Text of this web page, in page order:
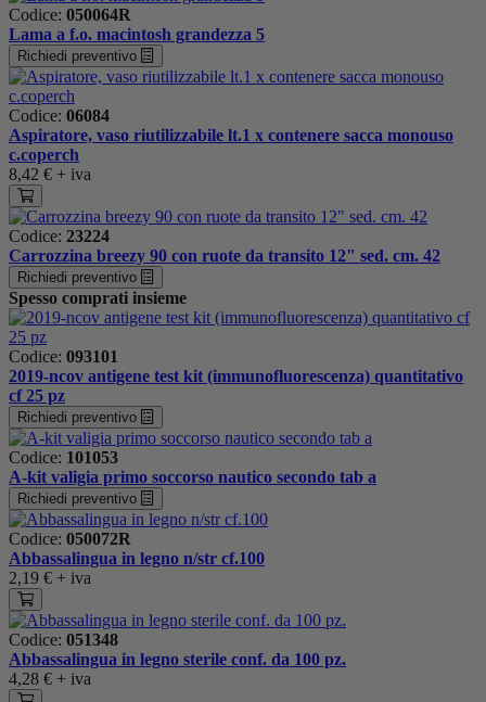
Codice: 050064R
Lama a f.o. macintosh grandezza 5
Richiedi preventivo
Codice: 06084
Aspiratore, vaso riutilizzabile lt.1 x contenere sacca monouso
c.coperch
8,42 € + iva
Codice: 23224
Carrozzina breezy 90 con ruote da transito 12" sed. cm. 42
Richiedi preventivo
Spesso comprati insieme
Codice: 093101
2019-ncov antigene test kit (immunofluorescenza) quantitativo
cf 25 pz
Richiedi preventivo
Codice: 101053
A-kit valigia primo soccorso nautico secondo tab a
Richiedi preventivo
Codice: 050072R
Abbassalingua in legno n/str cf.100
2,19 € + iva
Codice: 051348
Abbassalingua in legno sterile conf. da 100 pz.
4,28 € + iva